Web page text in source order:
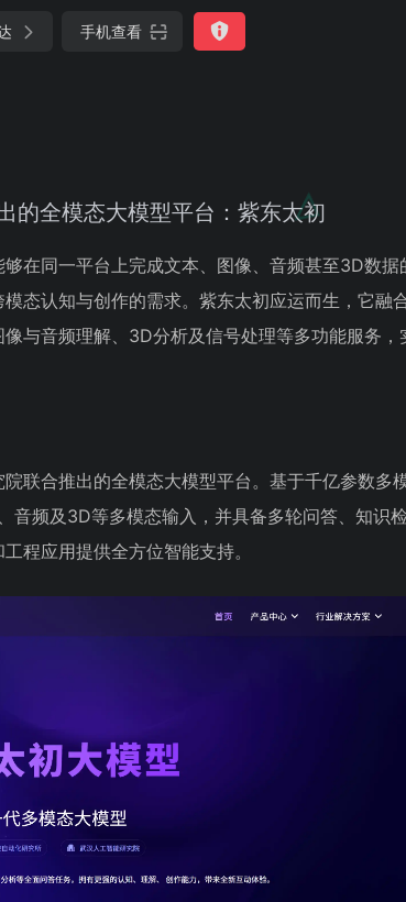
手机查看
的全模态大模型平台：紫东太初
在同一平台上完成文本、图像、音频甚至3D数据
态认知与创作的需求。紫东太初应运而生，它融
与音频理解、3D分析及信号处理等多功能服务，
联合推出的全模态大模型平台。基于千亿参数多
音频及3D等多模态输入，并具备多轮问答、知识
程应用提供全方位智能支持。